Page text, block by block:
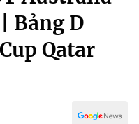
Bảng D
Qatar